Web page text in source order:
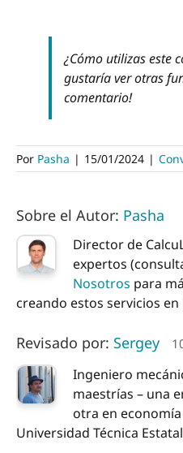
¿Cómo utilizas este
gustaría ver otras
comentario!
Por Pasha | 15/01/2024 |
Sobre el Autor: Pasha
Director de
expertos
Nosotros para
creando estos servicios
Revisado por: Sergey
Ingeniero
maestrías – una
otra en
Universidad Técnica